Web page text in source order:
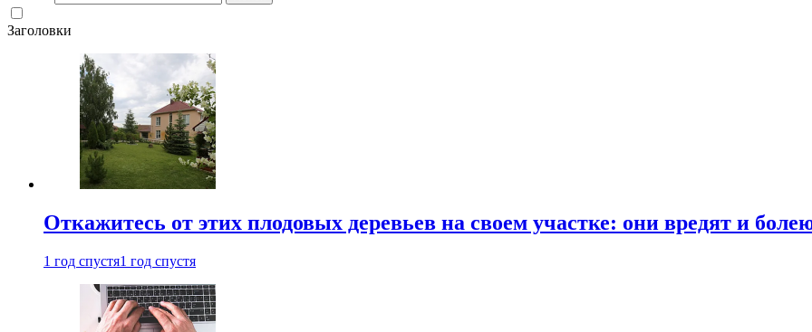
Заголовки
Откажитесь от этих плодовых деревьев на своем участке: они вредят и
1 год спустя1 год спустя